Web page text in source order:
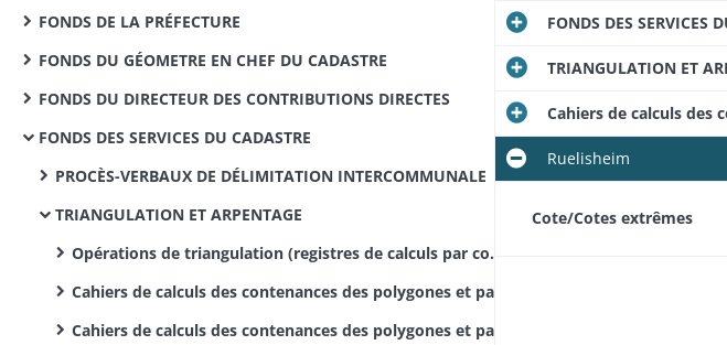
FONDS DE LA PRÉFECTURE
FONDS DU GÉOMETRE EN CHEF DU CADASTRE
FONDS DU DIRECTEUR DES CONTRIBUTIONS DIRECTES
FONDS DES SERVICES DU CADASTRE
PROCÈS-VERBAUX DE DÉLIMITATION INTERCOMMUNALE
TRIANGULATION ET ARPENTAGE
Opérations de triangulation (registres de calculs par commune)
Cahiers de calculs des contenances des polygones et parcelles: canton d'Ensisheim (parcelles uniquement)
Cahiers de calculs des contenances des polygones et parcelles : canton de Guebwiller (parcelles uniquement)
FONDS DES SERVICES
TRIANGULATION ET
Cahiers de calculs des
Ruelisheim
Cote/Cotes extrêmes